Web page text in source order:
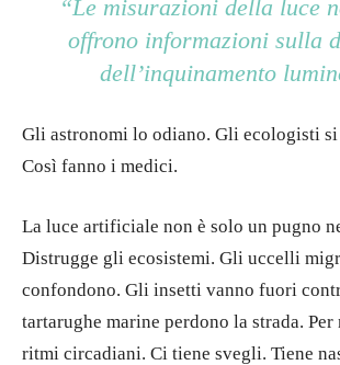
“Le misurazioni della luce
offrono informazioni sulla
dell’inquinamento
Gli astronomi lo odiano. Gli ecologisti si
Così fanno i medici.
La luce artificiale non è solo un pugno
Distrugge gli ecosistemi. Gli uccelli
confondono. Gli insetti vanno fuori
tartarughe marine perdono la strada.
ritmi circadiani. Ci tiene svegli. Tiene